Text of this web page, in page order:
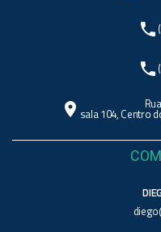
phone
phone
location_on sala 104, Centro